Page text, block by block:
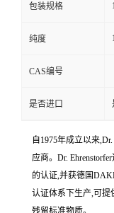
包装规格
纯度
CAS编号
是否进口
自1975年成立以来
应商。Dr.
的认证,并获德国
认证体系下生产,可提
残留标准物质。